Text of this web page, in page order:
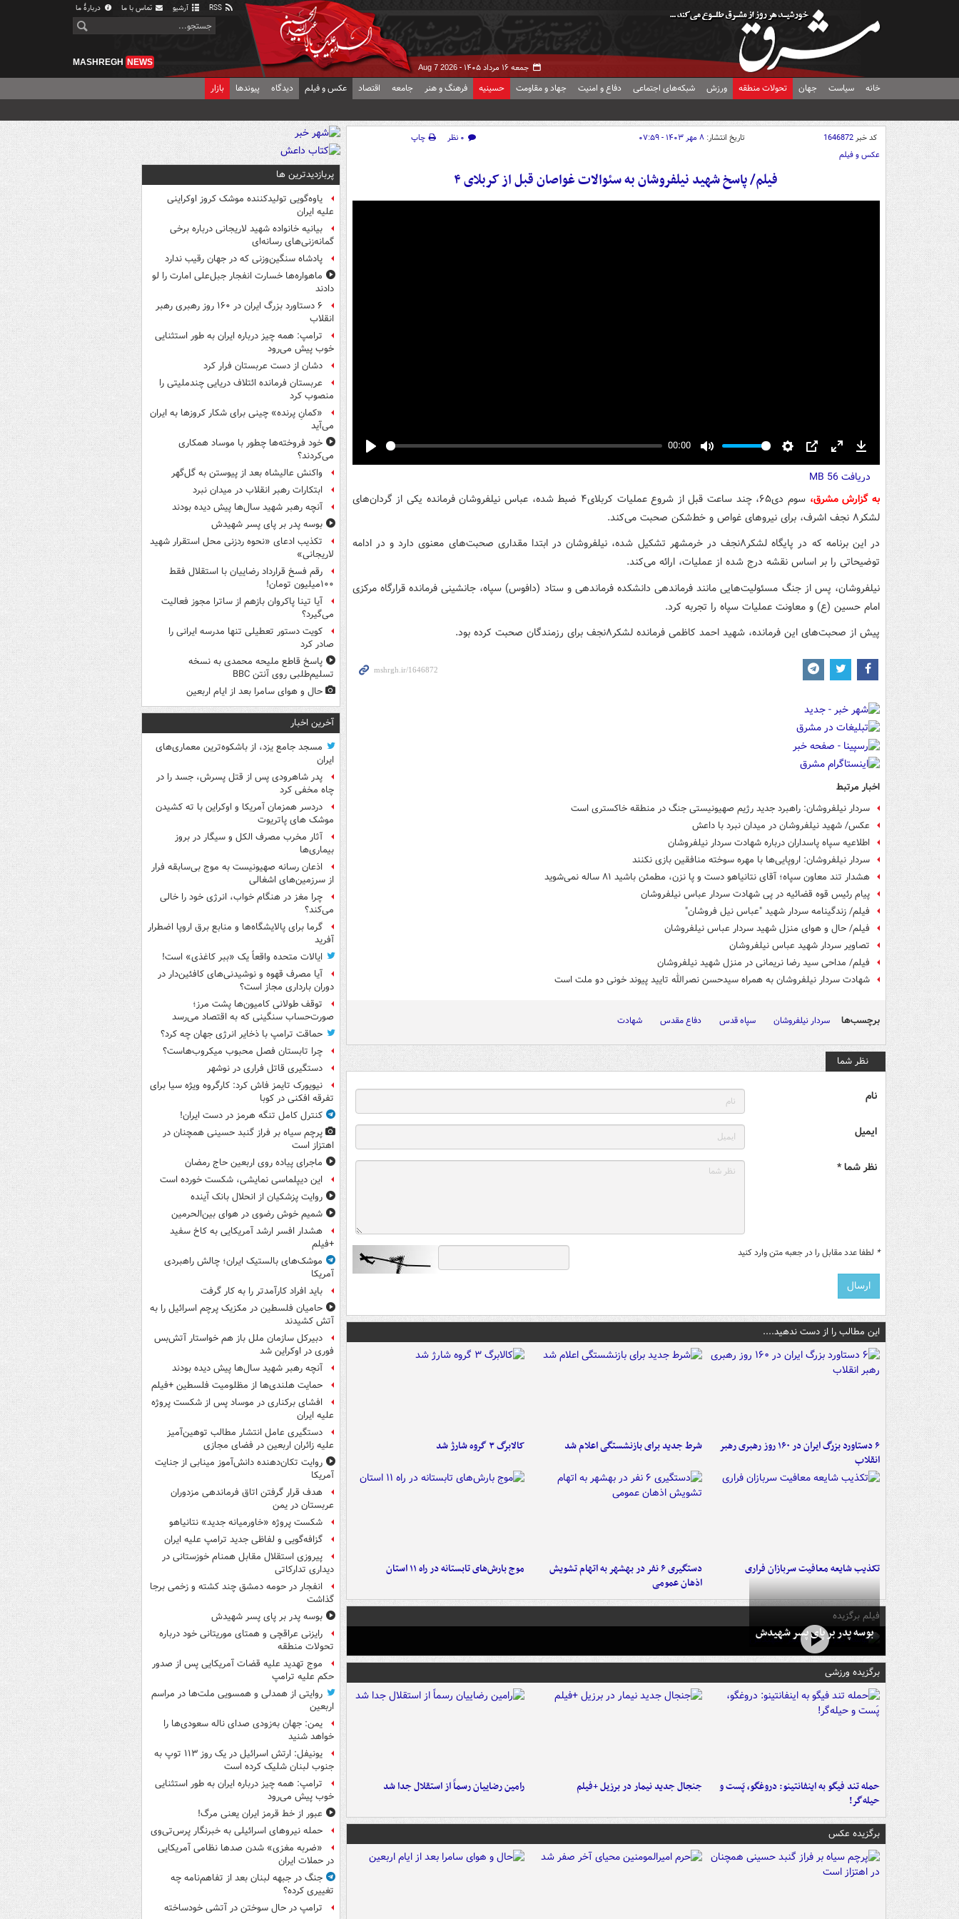
آرشیو تماس با ما دربارهٔ ما
جمعه ۱۶ مرداد ۱۴۰۵ - Aug 7 2026
MASHREGH NEWS
خانه سیاست جهان تحولات منطقه ورزش شبکه‌های اجتماعی دفاع و امنیت جهاد و مقاومت حسینیه فرهنگ و هنر جامعه اقتصاد عکس و فیلم دیدگاه پیوندها بازار
کد خبر1646872 تاریخ انتشار: ۸ مهر ۱۴۰۳ - ۰۷:۵۹ ۰ نظر
چاپ
عکس و فیلم
فیلم/ پاسخ شهید نیلفروشان به سئوالات غواصان قبل از کربلای ۴
00:00
fullscreen
دریافت56 MB
به گزارش مشرق،
سوم دی۶۵، چند ساعت قبل از شروع عملیات کربلای۴ ضبط شده، عباس نیلفروشان فرمانده یکی از گردان‌های
لشکر۸ نجف‌ اشرف، برای نیروهای غواص و خط‌شکن صحبت می‌کند.
در این برنامه که در پایگاه لشکر۸نجف در خرمشهر تشکیل شده، نیلفروشان در ابتدا مقداری صحبت‌های معنوی دارد و در ادامه
توضیحاتی را بر اساس نقشه درج شده از عملیات، ارائه می‌کند.
نیلفروشان، پس از جنگ مسئولیت‌هایی مانند فرماندهی دانشکده فرماندهی و ستاد (دافوس) سپاه، جانشینی فرمانده قرارگاه مرکزی
امام حسین (ع) و معاونت عملیات سپاه را تجربه کرد.
پیش از صحبت‌های این فرمانده، شهید احمد کاظمی فرمانده لشکر۸نجف برای رزمندگان صحبت کرده بود.
اخبار مرتبط
سردار نیلفروشان: راهبرد جدید رژیم صهیونیستی جنگ در منطقه خاکستری است
عکس/ شهید نیلفروشان در میدان نبرد با داعش
اطلاعیه سپاه پاسداران درباره شهادت سردار نیلفروشان
سردار نیلفروشان: اروپایی‌ها با مهره سوخته منافقین بازی نکنند
هشدار تند معاون سپاه؛ آقای نتانیاهو دست و پا نزن، مطمئن باشید ۸۱ ساله نمی‌شوید
پیام رئیس قوه قضائیه در پی شهادت سردار عباس نیلفروشان
فیلم/ زندگینامه سردار شهید "عباس نیل فروشان"
فیلم/ حال و هوای منزل شهید سردار عباس نیلفروشان
تصاویر سردار شهید عباس نیلفروشان
فیلم/ مداحی سید رضا نریمانی در منزل شهید نیلفروشان
شهادت سردار نیلفروشان به همراه سیدحسن نصرالله تایید پیوند خونی دو ملت است
برچسب‌ها سردار نیلفروشان سپاه قدس دفاع مقدس شهادت
نظر شما
نام
ایمیل
نظر شما *
* لطفا عدد مقابل را در جعبه متن وارد کنید
این مطالب را از دست ندهید....
۶ دستاورد بزرگ ایران در ۱۶۰ روز رهبری رهبر
انقلاب
شرط جدید برای بازنشستگی اعلام شد کالابرگ ۳ گروه شارژ شد
تکذیب شایعه معافیت سربازان فراری
دستگیری ۶ نفر در بهشهر به اتهام تشویش
اذهان عمومی
موج بارش‌های تابستانه در راه ۱۱ استان
فیلم برگزیده
بوسه‌ پدر بر پای پسر شهیدش
برگزیده ورزشی
حمله تند فیگو به اینفانتینو: دروغگو، پَست‌ و
حیله‌گر!
جنجال جدید نیمار در برزیل +فیلم رامین رضاییان رسماً از استقلال جدا شد
برگزیده عکس
پربازدیدترین ها
یاوه‌گویی تولیدکننده موشک کروز اوکراینی
علیه ایران
بیانیه خانواده شهید لاریجانی درباره برخی
گمانه‌زنی‌های رسانه‌ای
پادشاه سنگین‌وزنی که در جهان رقیب ندارد
ماهواره‌ها خسارت انفجار جبل‌علی امارت را لو
دادند
۶ دستاورد بزرگ ایران در ۱۶۰ روز رهبری رهبر
انقلاب
ترامپ: همه چیز درباره ایران به طور استثنایی
خوب پیش می‌رود
دشان از دست عربستان فرار کرد
عربستان فرمانده ائتلاف دریایی چندملیتی را
منصوب کرد
«کمانِ پرنده» چینی برای شکار کروزها به ایران
می‌آید
خود فروخته‌ها چطور با موساد همکاری
می‌کردند؟
واکنش عالیشاه بعد از پیوستن به گل‌گهر
ابتکارات رهبر انقلاب در میدان نبرد
آنچه رهبر شهید سال‌ها پیش دیده بودند
بوسه‌ پدر بر پای پسر شهیدش
تکذیب ادعای «نحوه ردزنی محل استقرار شهید
لاریجانی»
رقم فسخ قرارداد رضاییان با استقلال فقط
۱۰۰میلیون تومان!
آیا تینا پاکروان بازهم از ساترا مجوز فعالیت
می‌گیرد؟
کویت دستور تعطیلی تنها مدرسه ایرانی را
صادر کرد
پاسخ قاطع ملیحه محمدی به نسخه
تسلیم‌طلبی روی آنتن BBC
حال و هوای سامرا بعد از ایام اربعین
آخرین اخبار
مسجد جامع یزد، از باشکوه‌ترین معماری‌های
ایران
پدر شاهرودی پس از قتل پسرش، جسد را در
چاه مخفی کرد
دردسر همزمان آمریکا و اوکراین با ته کشیدن
موشک های پاتریوت
آثار مخرب مصرف الکل و سیگار در بروز
بیماری‌ها
اذعان رسانه صهیونیست به موج بی‌سابقه فرار
از سرزمین‌های اشغالی
چرا مغز در هنگام خواب، انرژی خود را خالی
می‌کند؟
گرما برای پالایشگاه‌ها و منابع برق اروپا اضطرار
آفرید
ایالات متحده واقعاً یک «ببر کاغذی» است!
آیا مصرف قهوه و نوشیدنی‌های کافئین‌دار در
دوران بارداری مجاز است؟
توقف طولانی کامیون‌ها پشت مرز؛
صورت‌حساب سنگینی که به اقتصاد می‌رسد
حماقت ترامپ با ذخایر انرژی جهان چه کرد؟
چرا تابستان فصل محبوب میکروب‌هاست؟
دستگیری قاتل فراری در نوشهر
نیویورک تایمز فاش کرد: کارگروه ویژه سیا برای
تفرقه افکنی در کوبا
کنترل کامل تنگه هرمز در دست ایران!
پرچم سیاه بر فراز گنبد حسینی همچنان در
اهتزاز است
ماجرای پیاده روی اربعین حاج رمضان
این دیپلماسی نمایشی، شکست خورده است
روایت پزشکیان از انحلال بانک آینده
شمیم خوش رضوی در هوای بین‌الحرمین
هشدار افسر ارشد آمریکایی به کاخ سفید
+فیلم
موشک‌های بالستیک ایران؛ چالش راهبردی
آمریکا
باید افراد کارآمدتر را به کار گرفت
حامیان فلسطین در مکزیک پرچم اسرائیل را به
آتش کشیدند
دبیرکل سازمان ملل باز هم خواستار آتش‌بس
فوری در اوکراین شد
آنچه رهبر شهید سال‌ها پیش دیده بودند
حمایت هلندی‌ها از مظلومیت فلسطین +فیلم
افشای برکناری در موساد پس از شکست پروژه
علیه ایران
دستگیری عامل انتشار مطالب توهین‌آمیز
علیه زائران اربعین در فضای مجازی
روایت تکان‌دهنده دانش‌آموز مینابی از جنایت
آمریکا
هدف قرار گرفتن اتاق‌ فرماندهی مزدوران
عربستان در یمن
شکست پروژه «خاورمیانه جدید» نتانیاهو
گزافه‌گویی و لفاظی جدید ترامپ علیه ایران
پیروزی استقلال مقابل همنام خوزستانی در
دیداری تدارکاتی
انفجار در حومه دمشق چند کشته و زخمی برجا
گذاشت
بوسه‌ پدر بر پای پسر شهیدش
رایزنی عراقچی و همتای موریتانی خود درباره
تحولات منطقه
موج تهدید علیه قضات آمریکایی پس از صدور
حکم علیه ترامپ
روایتی از همدلی و همسویی ملت‌ها در مراسم
اربعین
یمن: جهان به‌زودی صدای ناله سعودی‌ها را
خواهد شنید
یونیفل: ارتش اسرائیل در یک روز ۱۱۳ توپ به
جنوب لبنان شلیک کرده است
ترامپ: همه چیز درباره ایران به طور استثنایی
خوب پیش می‌رود
عبور از خط قرمز ایران یعنی مرگ!
حمله نیروهای اسرائیلی به خبرنگار پرس‌تی‌وی
«ضربه مغزی» شدن صدها نظامی آمریکایی
در حملات ایران
جنگ در جبهه لبنان بعد از تفاهم‌نامه چه
تغییری کرده؟
ترامپ در حال سوختن در آتشی خودساخته